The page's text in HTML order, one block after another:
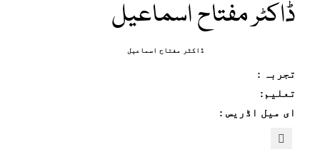
ڈاکٹر مفتاح اسماعیل
ڈاکٹر مفتاح اسماعیل
تجربہ :
تعلیم:
ای میل اڈریس :